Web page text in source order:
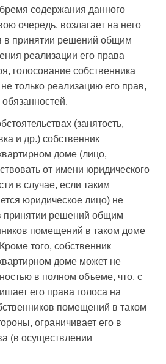
содержания данного
очередь, возлагает на него
в принятии решений общим
реализации его права
голосование собственника
только реализацию его прав,
(занятость,
и др.) собственник
доме (лицо,
от имени юридического
в случае, если таким
юридическое лицо) не
принятии решений общим
помещений в таком доме
того, собственник
доме может не
в полном объеме, что, с
его права голоса на
помещений в таком
ограничивает его в
(в осуществлении